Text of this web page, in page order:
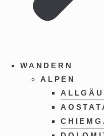
WANDERN
ALPEN
ALLGÄU